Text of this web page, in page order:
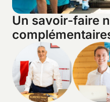
Un savoir-faire